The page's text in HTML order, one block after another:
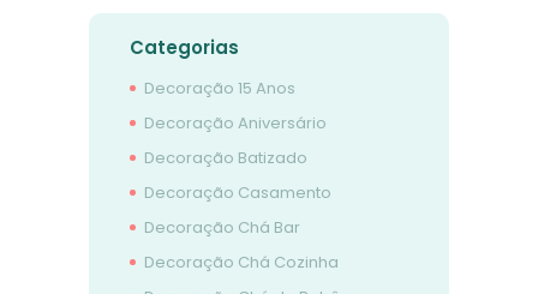
Categorias
Decoração 15 Anos
Decoração Aniversário
Decoração Batizado
Decoração Casamento
Decoração Chá Bar
Decoração Chá Cozinha